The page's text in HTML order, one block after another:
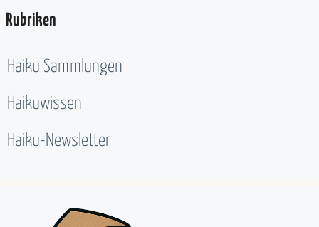
Rubriken
Haiku Sammlungen
Haikuwissen
Haiku-Newsletter